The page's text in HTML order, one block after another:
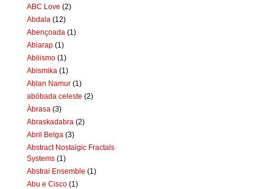
ABC Love (2)
Abdala (12)
Abençoada (1)
Abiarap (1)
Abiiismo (1)
Abismika (1)
Ablan Namur (1)
abóbada celeste (2)
Àbrasa (3)
Abraskadabra (2)
Abril Belga (3)
Abstract Nostalgic Fractals
Systems (1)
Abstrai Ensemble (1)
Abu e Cisco (1)